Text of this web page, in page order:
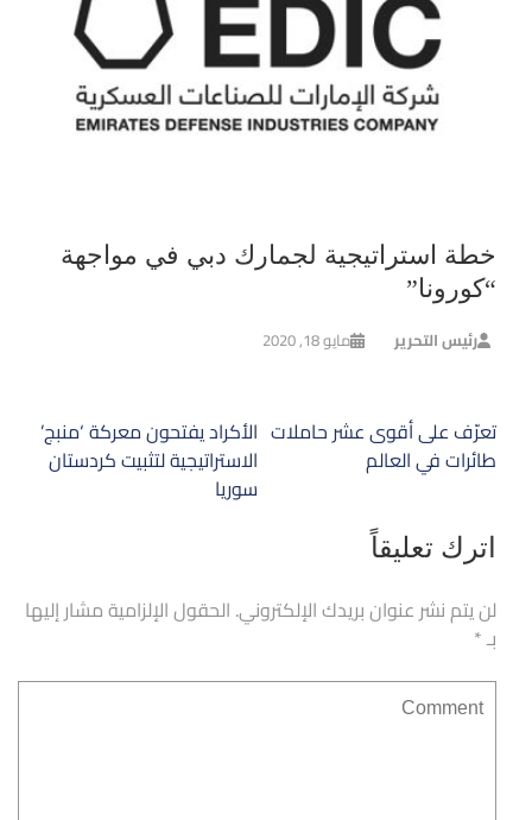
خطة استراتيجية لجمارك دبي في مواجهة
“كورونا”
رئيس التحرير مايو 18, 2020
تصفّح
المقالات
الأكراد يفتحون معركة ‘منبج’
الاستراتيجية لتثبيت كردستان
سوريا
تعرّف على أقوى عشر حاملات
طائرات في العالم
اترك تعليقاً
لن يتم نشر عنوان بريدك الإلكتروني. الحقول الإلزامية مشار إليها
بـ*